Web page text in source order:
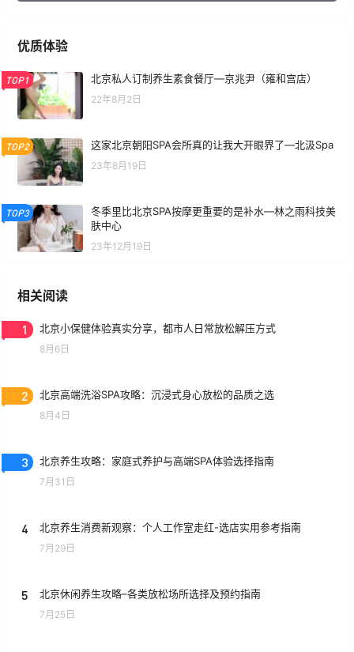
优质体验
TOP1 北京私人订制养生素食餐厅—京兆尹（雍和宫店）
22年8月2日
TOP2 这家北京朝阳SPA会所真的让我大开眼界了—北汲Spa
23年8月19日
TOP3
冬季里比北京SPA按摩更重要的是补水—林之雨科技美
肤中心
23年12月19日
相关阅读
1 北京小保健体验真实分享，都市人日常放松解压方式
8月6日
2 北京高端洗浴SPA攻略：沉浸式身心放松的品质之选
8月4日
3 北京养生攻略：家庭式养护与高端SPA体验选择指南
7月31日
4 北京养生消费新观察：个人工作室走红-选店实用参考指南
7月29日
5 北京休闲养生攻略–各类放松场所选择及预约指南
7月25日